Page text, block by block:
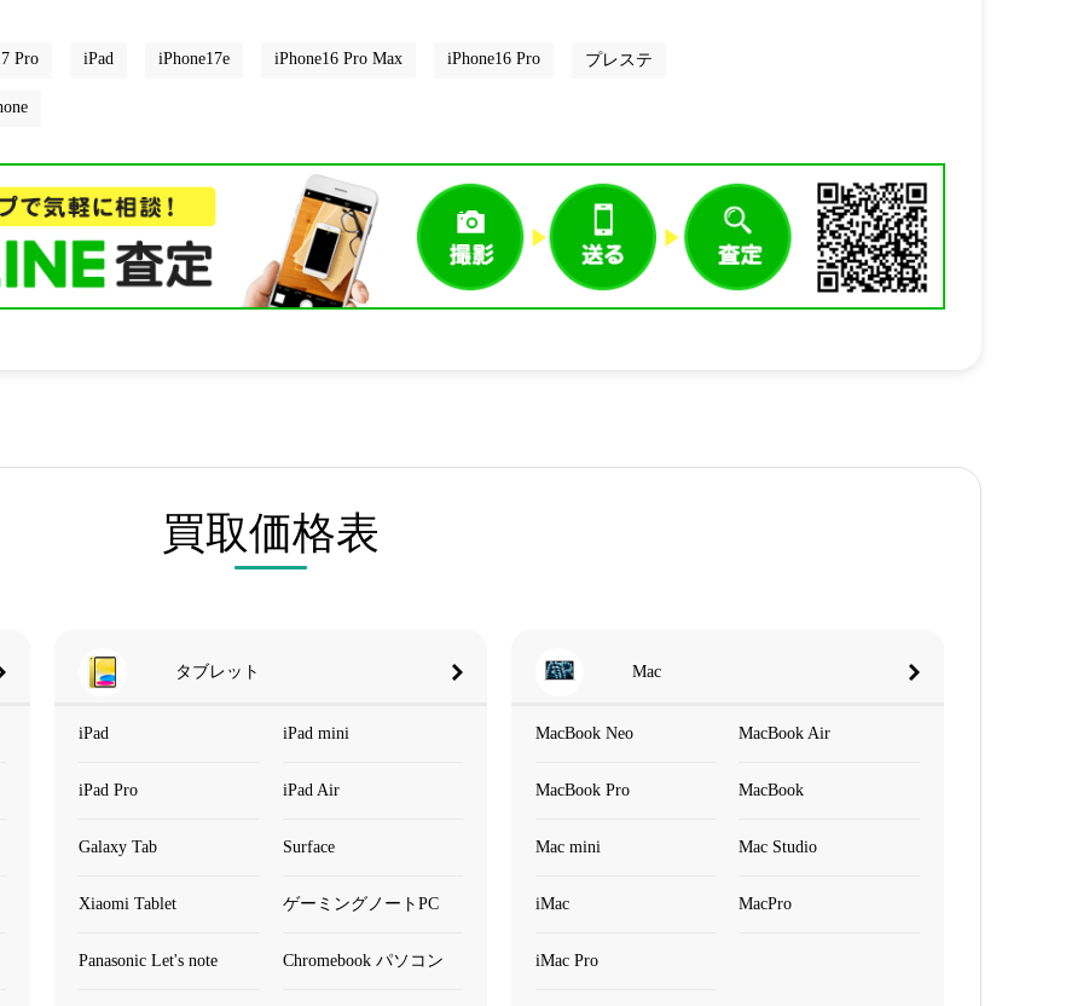
Pro iPad iPhone17e iPhone16 Pro Max iPhone16 Pro プレステ
買取価格表
タブレット
iPad iPad mini
iPad Pro iPad Air
Galaxy Tab Surface
Xiaomi Tablet ゲーミングノートPC
Panasonic Let's note Chromebook パソコン
Mac
MacBook Neo MacBook Air
MacBook Pro MacBook
Mac mini Mac Studio
iMac MacPro
iMac Pro